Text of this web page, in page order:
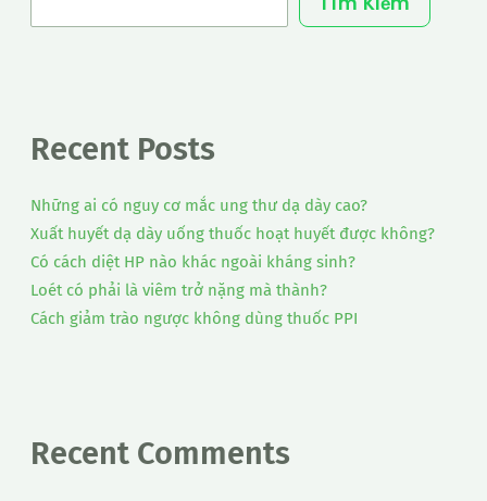
Recent Posts
Những ai có nguy cơ mắc ung thư dạ dày cao?
Xuất huyết dạ dày uống thuốc hoạt huyết được không?
Có cách diệt HP nào khác ngoài kháng sinh?
Loét có phải là viêm trở nặng mà thành?
Cách giảm trào ngược không dùng thuốc PPI
Recent Comments